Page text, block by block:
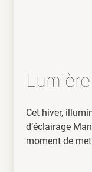
Cet hiver,
d’éclairage
moment de